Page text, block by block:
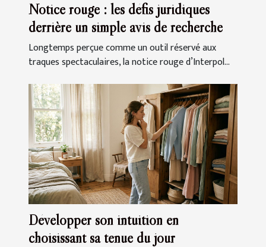
Notice rouge : les défis juridiques
derrière un simple avis de recherche
Longtemps perçue comme un outil réservé aux
traques spectaculaires, la notice rouge d’Interpol...
Développer son intuition en
choisissant sa tenue du jour